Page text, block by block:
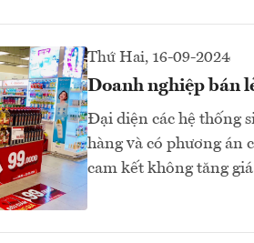
Thứ Hai, 16-09-2024
Doanh nghiệp bán
Đại diện các hệ thống
hàng và có phương án
cam kết không tăng